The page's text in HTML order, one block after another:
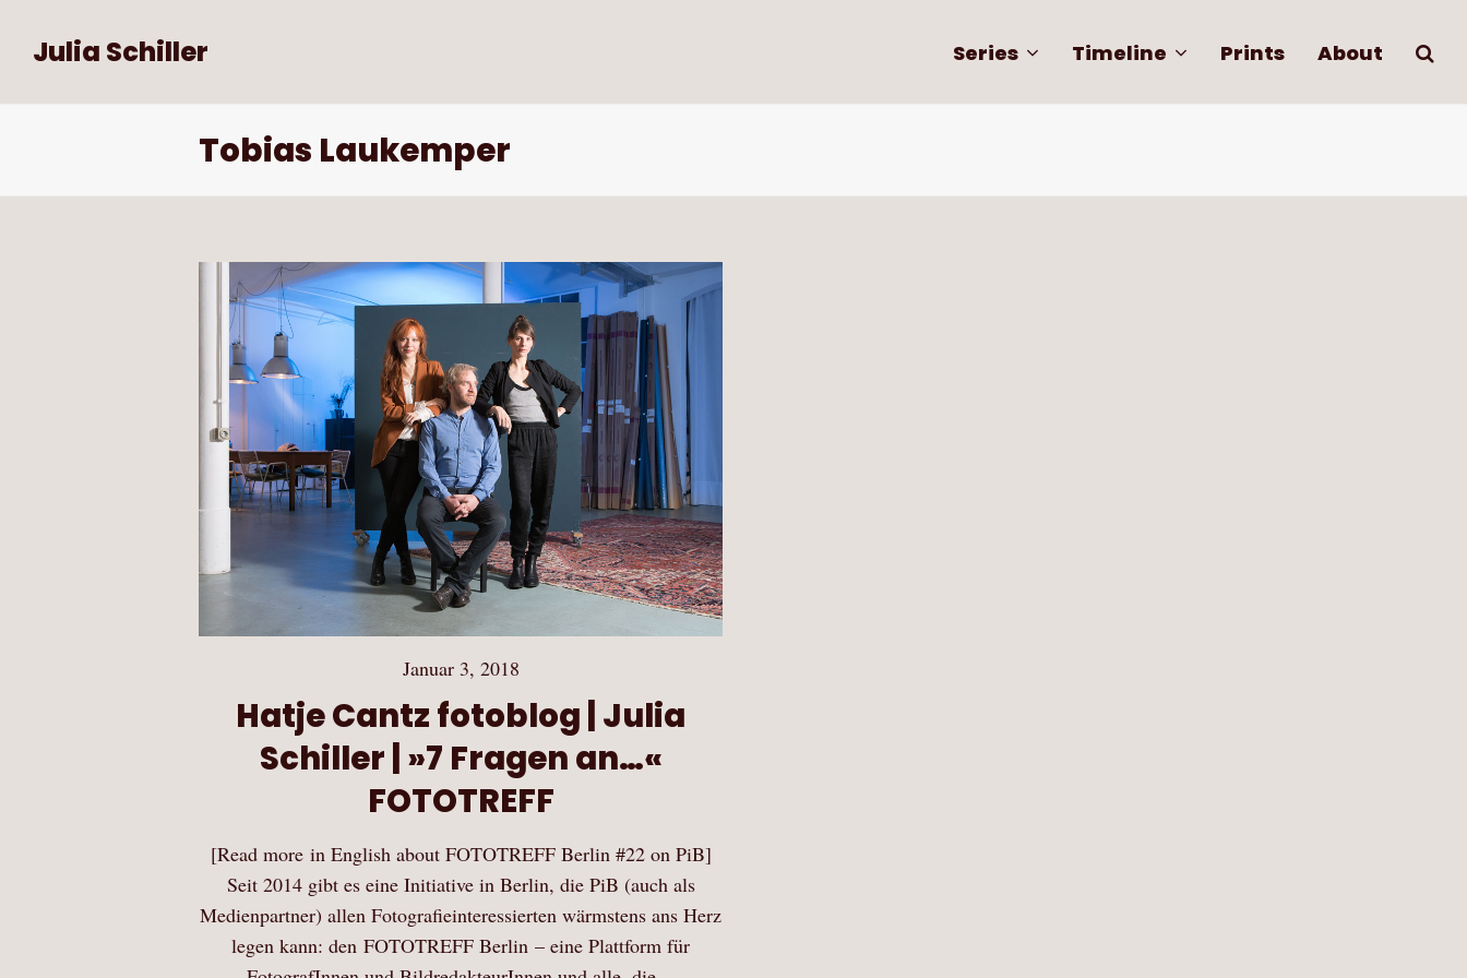
Julia Schiller Series Timeline Prints About
Tobias Laukemper
Januar 3, 2018
Hatje Cantz fotoblog | Julia
Schiller | »7 Fragen an…«
FOTOTREFF
[Read more in English about FOTOTREFF Berlin #22 on PiB]
Seit 2014 gibt es eine Initiative in Berlin, die PiB (auch als
Medienpartner) allen Fotografieinteressierten wärmstens ans Herz
legen kann: den FOTOTREFF Berlin – eine Plattform für